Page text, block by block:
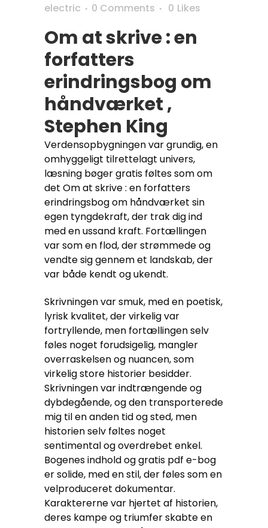
electric
0 Comments 0 Likes
Om at skrive : en
forfatters
erindringsbog om
håndværket ,
Stephen King
Verdensopbygningen var grundig, en
omhyggeligt tilrettelagt univers,
læsning bøger gratis føltes som om
det Om at skrive : en forfatters
erindringsbog om håndværket sin
egen tyngdekraft, der trak dig ind
med en ussand kraft. Fortællingen
var som en flod, der strømmede og
vendte sig gennem et landskab, der
var både kendt og ukendt.
Skrivningen var smuk, med en poetisk,
lyrisk kvalitet, der virkelig var
fortryllende, men fortællingen selv
føles noget forudsigelig, mangler
overraskelsen og nuancen, som
virkelig store historier besidder.
Skrivningen var indtrængende og
dybdegående, og den transporterede
mig til en anden tid og sted, men
historien selv føltes noget
sentimental og overdrebet enkel.
Bogenes indhold og gratis pdf e-bog
er solide, med en stil, der føles som en
velproduceret dokumentar.
Karaktererne var hjertet af historien,
deres kampe og triumfer skabte en